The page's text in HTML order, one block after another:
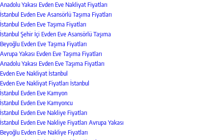
Anadolu Yakası Evden Eve Nakliyat Fiyatları
İstanbul Evden Eve Asansörlü Taşıma Fiyatları
İstanbul Evden Eve Taşıma Fiyatları
İstanbul Şehir İçi Evden Eve Asansörlü Taşıma
Beyoğlu Evden Eve Taşıma Fiyatları
Avrupa Yakası Evden Eve Taşıma Fiyatları
Anadolu Yakası Evden Eve Taşıma Fiyatları
Evden Eve Nakliyat İstanbul
Evden Eve Nakliyat Fiyatları İstanbul
İstanbul Evden Eve Kamyon
İstanbul Evden Eve Kamyoncu
İstanbul Evden Eve Nakliye Fiyatları
İstanbul Evden Eve Nakliye Fiyatları Avrupa Yakası
Beyoğlu Evden Eve Nakliye Fiyatları